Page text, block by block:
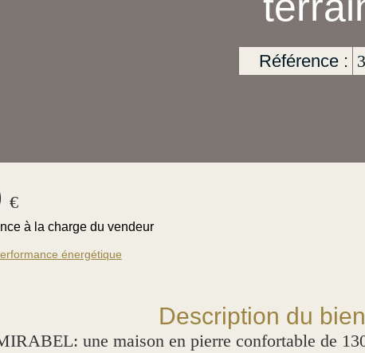
Référence :
€
à la charge du vendeur
énergétique
Description du bien
une maison en pierre confortable de